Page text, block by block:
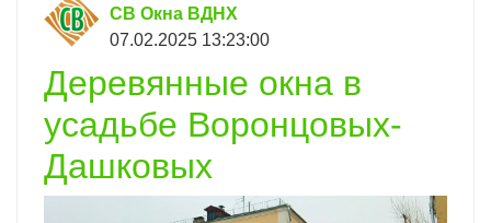
СВ Окна ВДНХ
07.02.2025 13:23:00
Деревянные окна в
усадьбе Воронцовых-
Дашковых